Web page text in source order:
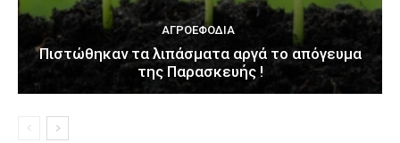
ΑΓΡΟΕΦΌΔΙΑ
Πιστώθηκαν τα λιπάσματα αργά το απόγευμα
της Παρασκευής !